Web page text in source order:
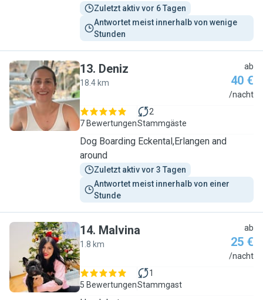
Zuletzt aktiv vor 6 Tagen
Antwortet meist innerhalb von wenige
Stunden
D
13. Deniz
18.4 km
ab
40 €
/nacht
7 Bewertungen
2
Stammgäste
Dog Boarding Eckental,Erlangen and
around
Zuletzt aktiv vor 3 Tagen
Antwortet meist innerhalb von einer
Stunde
M
14. Malvina
1.8 km
ab
25 €
/nacht
5 Bewertungen
1
Stammgast